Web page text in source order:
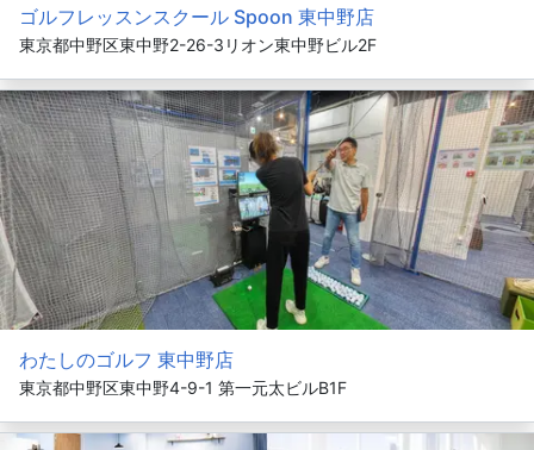
ゴルフレッスンスクール Spoon 東中野店
東京都中野区東中野2-26-3リオン東中野ビル2F
わたしのゴルフ 東中野店
東京都中野区東中野4-9-1 第一元太ビルB1F